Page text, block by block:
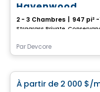
Havenwood
2 - 3 Chambres 947 pi²
Par Devcore
À partir de 2 000 $/